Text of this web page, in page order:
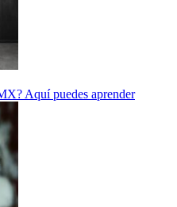
Aquí puedes aprender